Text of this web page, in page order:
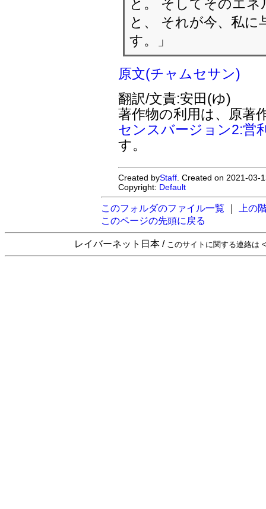
と。 そしてそのエ
と、 それが今、私に
す。」
原文(チャムセサン)
翻訳/文責:安田(ゆ)
著作物の利用は、原著
センスバージョン2:営
す。
Created byStaff . Created on 2021-
Copyright: Default
このフォルダのファイル一覧
上の
このページの先頭に戻る
レイバーネット日本 / このサイトに関する連絡は